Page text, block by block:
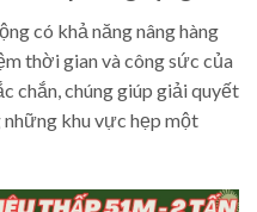
có khả năng nâng hàng
thời gian và công sức của
chắn, chúng giúp giải quyết
những khu vực hẹp một